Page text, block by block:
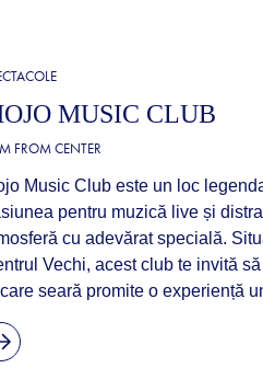
MUSIC CLUB
FROM CENTER
Music Club este un loc
pentru muzică live și
cu adevărat specială.
Vechi, acest club te invită
seară promite o experiență